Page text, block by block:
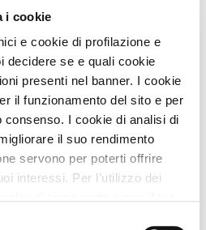
i cookie
e cookie di profilazione e
decidere se e quali cookie
presenti nel banner. I cookie
il funzionamento del sito e per
I cookie di analisi di
il suo rendimento
servono per poterti offrire
interessi. Per l’utilizzo dei
A DOG
Romagna